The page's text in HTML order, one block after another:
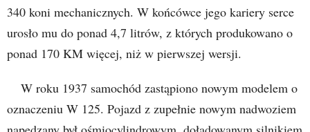
340 koni mechanicznych. W końcówce jego kariery serce
urosło mu do ponad 4,7 litrów, z których produkowano o
ponad 170 KM więcej, niż w pierwszej wersji.
W roku 1937 samochód zastąpiono nowym modelem o
oznaczeniu W 125. Pojazd z zupełnie nowym nadwoziem